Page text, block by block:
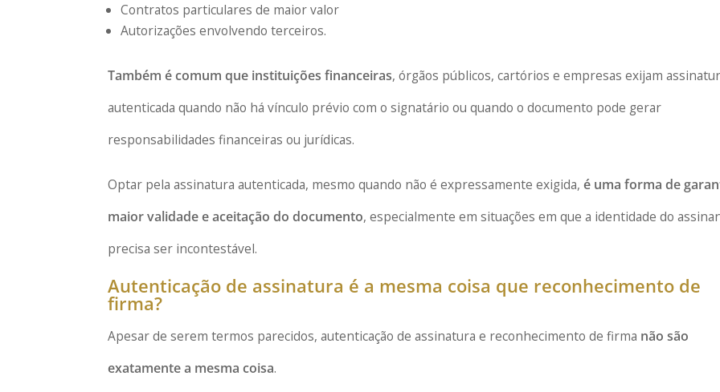
Contratos particulares de maior valor
Autorizações envolvendo terceiros.
Também é comum que instituições financeiras, órgãos públicos, cartórios e empresas exijam
autenticada quando não há vínculo prévio com o signatário ou quando o documento pode gerar
responsabilidades financeiras ou jurídicas.
Optar pela assinatura autenticada, mesmo quando não é expressamente exigida, é uma forma de
maior validade e aceitação do documento, especialmente em situações em que a identidade do
precisa ser incontestável.
Autenticação de assinatura é a mesma coisa que reconhecimento de
firma?
Apesar de serem termos parecidos, autenticação de assinatura e reconhecimento de firma não são
exatamente a mesma coisa.